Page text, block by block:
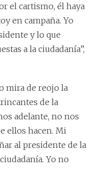
el cartismo, él haya
en campaña. Yo
y lo que
a la ciudadanía”,
mira de reojo la
de la
adelante, no nos
ellos hacen. Mi
al presidente de la
Yo no